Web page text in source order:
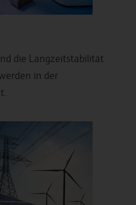
die Langzeitstabilität
in der